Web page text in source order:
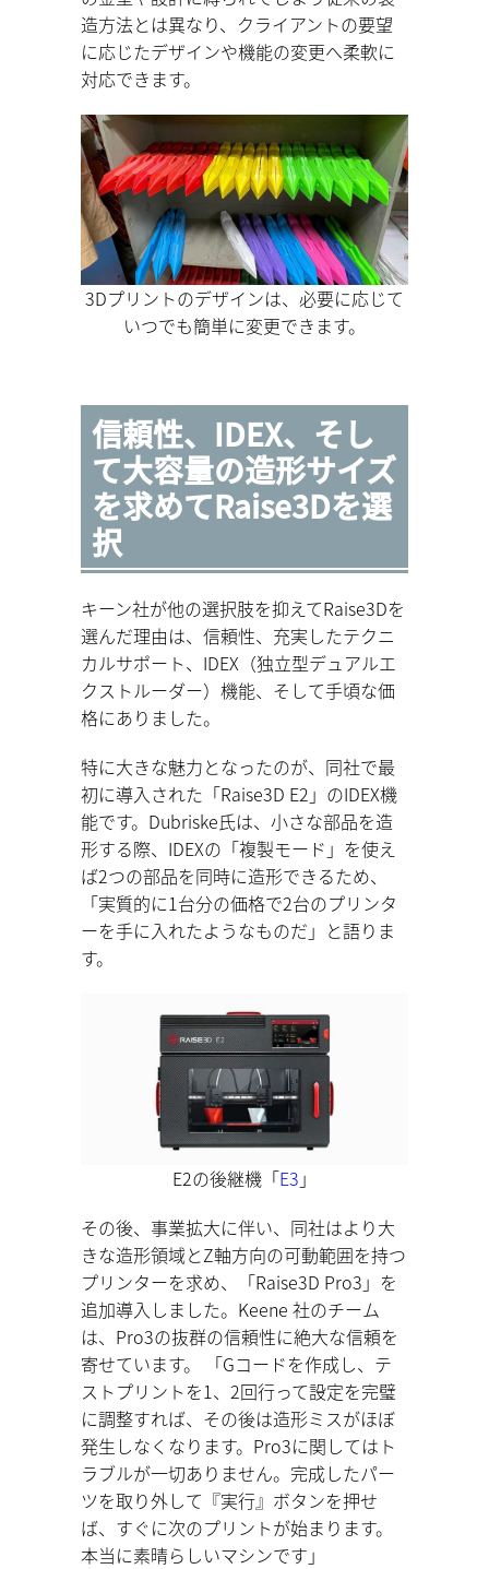
造方法とは異なり、クライアントの要望
に応じたデザインや機能の変更へ柔軟に
対応できます。
3Dプリントのデザインは、必要に応じて
いつでも簡単に変更できます。
信頼性、IDEX、そし
て大容量の造形サイズ
を求めてRaise3Dを選
択
キーン社が他の選択肢を抑えてRaise3Dを
選んだ理由は、信頼性、充実したテクニ
カルサポート、IDEX（独立型デュアルエ
クストルーダー）機能、そして手頃な価
格にありました。
特に大きな魅力となったのが、同社で最
初に導入された「Raise3D E2」のIDEX機
能です。Dubriske氏は、小さな部品を造
形する際、IDEXの「複製モード」を使え
ば2つの部品を同時に造形できるため、
「実質的に1台分の価格で2台のプリンタ
ーを手に入れたようなものだ」と語りま
す。
E2の後継機「E3 」
その後、事業拡大に伴い、同社はより大
きな造形領域とZ軸方向の可動範囲を持つ
プリンターを求め、「Raise3D Pro3」を
追加導入しました。Keene 社のチーム
は、Pro3の抜群の信頼性に絶大な信頼を
寄せています。 「Gコードを作成し、テ
ストプリントを1、2回行って設定を完璧
に調整すれば、その後は造形ミスがほぼ
発生しなくなります。Pro3に関してはト
ラブルが一切ありません。完成したパー
ツを取り外して『実行』ボタンを押せ
ば、すぐに次のプリントが始まります。
本当に素晴らしいマシンです」